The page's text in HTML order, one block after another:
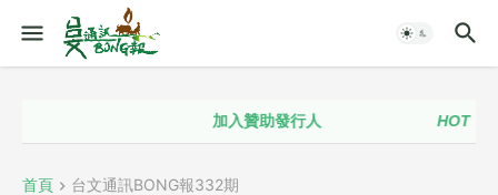
加入贊助發行人 HOT！！
首頁 台文通訊BONG報332期